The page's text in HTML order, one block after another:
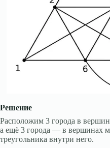
Решение
Расположим 3 города в
а ещё 3 города — в вершинах
треугольника внутри него.